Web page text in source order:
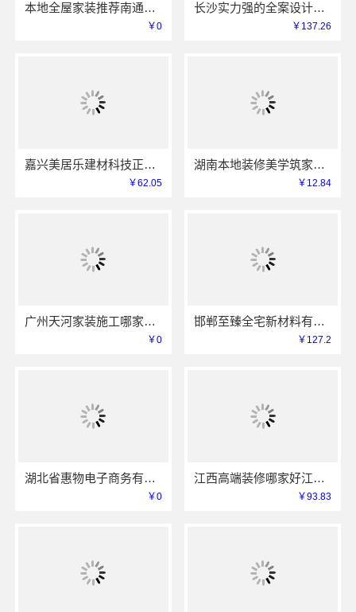
本地全屋家装推荐南通宏域全宅装饰建材有限公司
￥0
长沙实力强的全案设计创益讯建筑有限公司口碑保障
￥137.26
嘉兴美居乐建材科技正规新房装修收费
￥62.05
湖南本地装修美学筑家新房装修省心又省力
￥12.84
广州天河家装施工哪家专业新房？精匠饰家值得推荐
￥0
邯郸至臻全宅新材料有限公司，武安焕新至臻打造零醛理想居所
￥127.2
湖北省惠物电子商务有限公司便宜数码家电平台好不好
￥0
江西高端装修哪家好江西圣匠新型环保全屋整装服务
￥93.83